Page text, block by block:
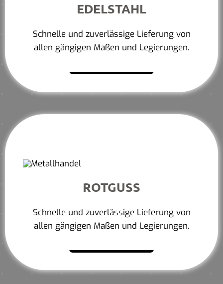
EDELSTAHL
Schnelle und zuverlässige Lieferung von
allen gängigen Maßen und Legierungen.
ROTGUSS
Schnelle und zuverlässige Lieferung von
allen gängigen Maßen und Legierungen.